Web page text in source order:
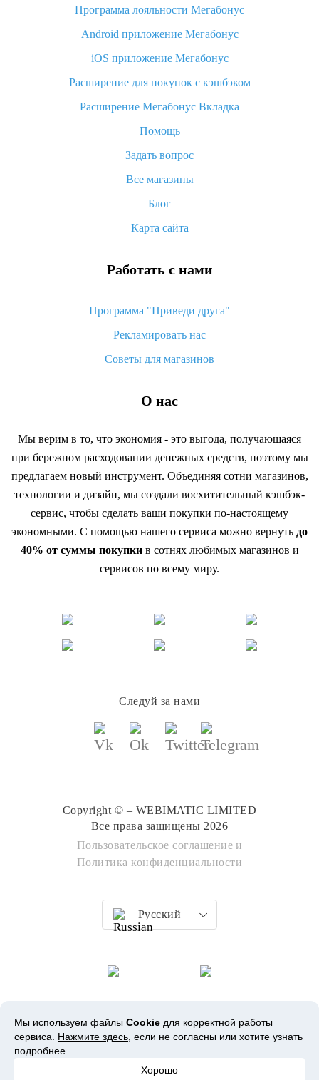
Как узнать, куда пришла посылка с Алиэкспресс
Вы отменили заказ на Алиэкспресс, когда вернут деньги?
Что такое баллы на Алиэкспресс, как их получить и
«AliExpress Standard Shipping»: что это за метод доставки и
как его отслеживать
Как покупать оптом на Алиэкспресс
Что делать, если не пришел товар с Алиэкспресс
возврата денег
Программа лояльности Мегабонус
Android приложение Мегабонус
iOS приложение Мегабонус
Расширение для покупок с кэшбэком
Расширение Мегабонус Вкладка
Помощь
Задать вопрос
Все магазины
Блог
Карта сайта
Работать с нами
Программа "Приведи друга"
Рекламировать нас
Советы для магазинов
О нас
Мы верим в то, что экономия - это выгода, получающаяся
при бережном расходовании денежных средств, поэтому мы
предлагаем новый инструмент. Объединяя сотни магазинов,
технологии и дизайн, мы создали восхитительный кэшбэк-
сервис, чтобы сделать ваши покупки по-настоящему
экономными. С помощью нашего сервиса можно вернуть до
40% от суммы покупкив сотнях любимых магазинов и
сервисов по всему миру.
Следуй за нами
Copyright © – WEBIMATIC LIMITED
Все права защищены 2026
Пользовательское соглашение и
Политика конфиденциальности
Русский
Мы используем файлы Cookie для корректной работы
сервиса. Нажмите здесь , если не согласны или хотите узнать
подробнее.
Хорошо